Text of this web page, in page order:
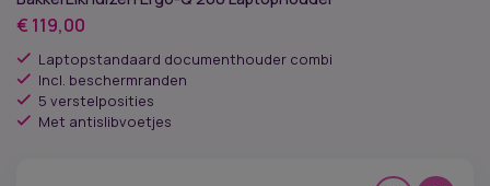
€ 119,00
Laptopstandaard documenthouder combi
Incl. beschermranden
5 verstelposities
Met antislibvoetjes